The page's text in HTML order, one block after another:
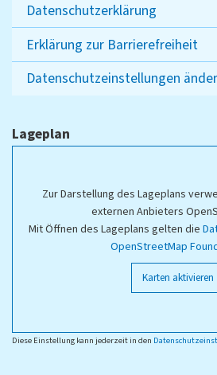
Datenschutzerklärung
Erklärung zur Barrierefreiheit
Datenschutzeinstellungen
Lageplan
Zur Darstellung des Lageplans
externen Anbieters
Mit Öffnen des Lageplans gelten die
OpenStreetMap
Karten aktivieren
Diese Einstellung kann jederzeit in den